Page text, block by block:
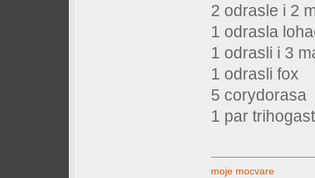
2 odrasle i 2
1 odrasla
1 odrasli i 3
1 odrasli fox
5 corydorasa
1 par
moje mocvare